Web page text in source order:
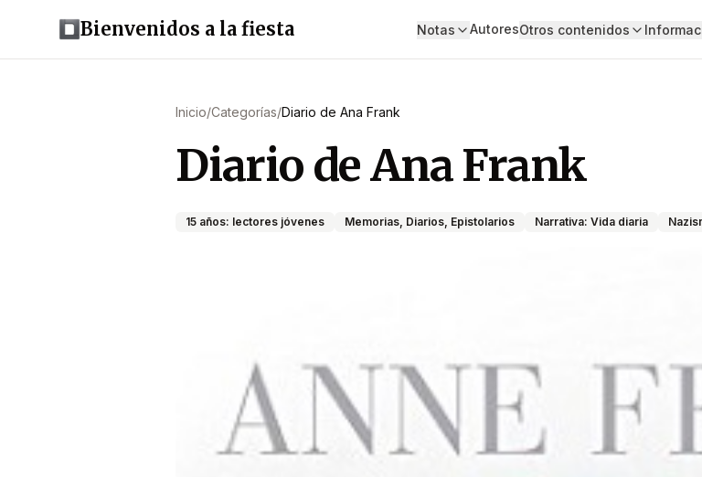
Bienvenidos a la fiesta Notas AutoresOtros contenidos
Inicio/Categorías/Diario de Ana Frank
Diario de Ana Frank
15 años: lectores jóvenes Memorias, Diarios, Epistolarios Narrativa: Vida diaria